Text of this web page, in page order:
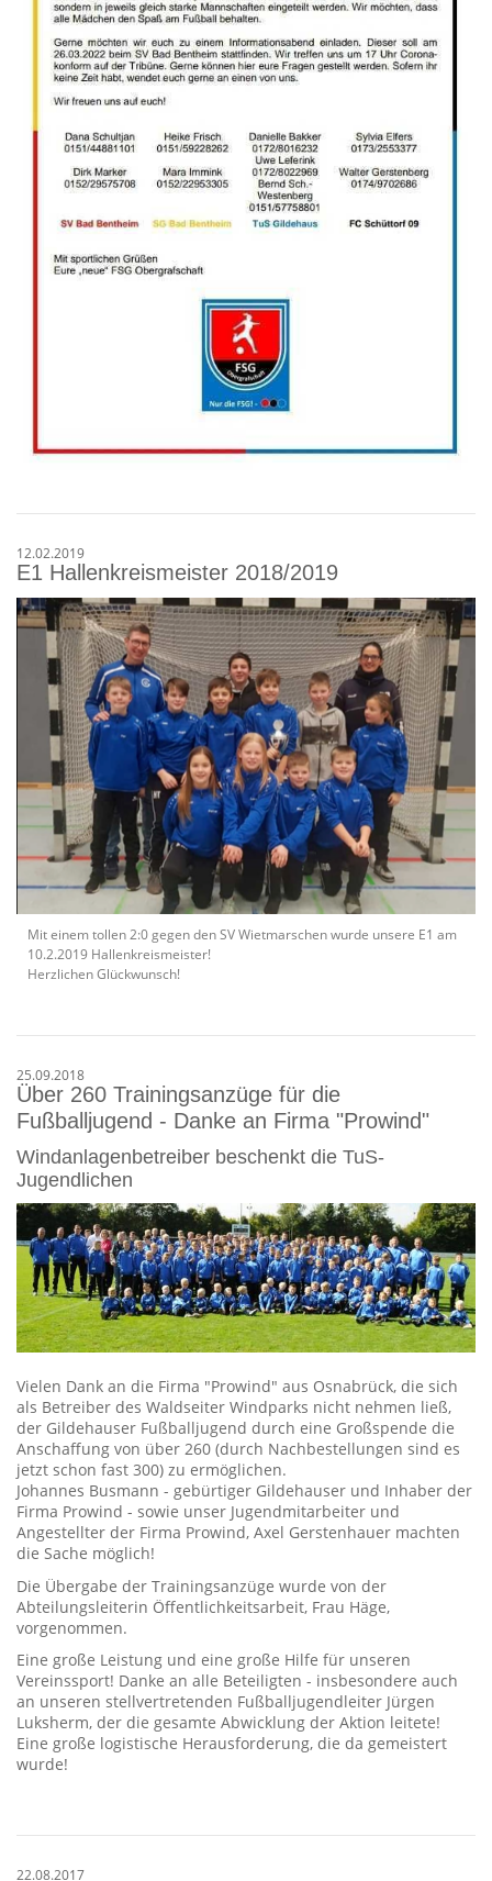
12.02.2019
E1 Hallenkreismeister 2018/2019
Mit einem tollen 2:0 gegen den SV Wietmarschen wurde unsere E1 am
10.2.2019 Hallenkreismeister!
Herzlichen Glückwunsch!
25.09.2018
Über 260 Trainingsanzüge für die
Fußballjugend - Danke an Firma "Prowind"
Windanlagenbetreiber beschenkt die TuS-
Jugendlichen
Vielen Dank an die Firma "Prowind" aus Osnabrück, die sich
als Betreiber des Waldseiter Windparks nicht nehmen ließ,
der Gildehauser Fußballjugend durch eine Großspende die
Anschaffung von über 260 (durch Nachbestellungen sind es
jetzt schon fast 300) zu ermöglichen.
Johannes Busmann - gebürtiger Gildehauser und Inhaber der
Firma Prowind - sowie unser Jugendmitarbeiter und
Angestellter der Firma Prowind, Axel Gerstenhauer machten
die Sache möglich!
Die Übergabe der Trainingsanzüge wurde von der
Abteilungsleiterin Öffentlichkeitsarbeit, Frau Häge,
vorgenommen.
Eine große Leistung und eine große Hilfe für unseren
Vereinssport! Danke an alle Beteiligten - insbesondere auch
an unseren stellvertretenden Fußballjugendleiter Jürgen
Luksherm, der die gesamte Abwicklung der Aktion leitete!
Eine große logistische Herausforderung, die da gemeistert
wurde!
22.08.2017